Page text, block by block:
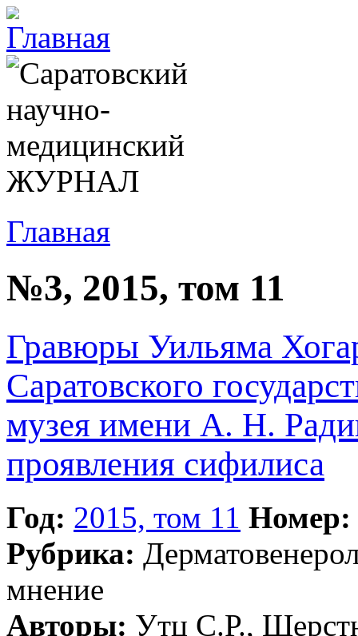
Главная
№3, 2015, том 11
Гравюры Уильяма
Саратовского
музея имени А. Н.
проявления сифилиса
Год: 2015, том 11 Номер:
Рубрика:
мнение
Авторы: Утц С.Р.,